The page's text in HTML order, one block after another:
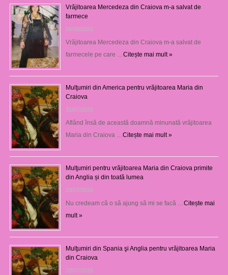
Vrăjitoarea Mercedeza din Craiova m-a salvat de
farmece
06/08/2026
Vrăjitoarea Mercedeza din Craiova m-a salvat de
farmecele pe care … Citește mai mult »
Mulţumiri din America pentru vrăjitoarea Maria din
Craiova
31/07/2026
Aflând însă de această doamnă minunată vrăjitoarea
Maria din Craiova … Citește mai mult »
Mulţumiri pentru vrăjitoarea Maria din Craiova primite
din Anglia și din toată lumea
29/07/2026
Nu credeam că o să ajung să mi se facă … Citește mai
mult »
Mulţumiri din Spania şi Anglia pentru vrăjitoarea Maria
din Craiova
28/07/2026